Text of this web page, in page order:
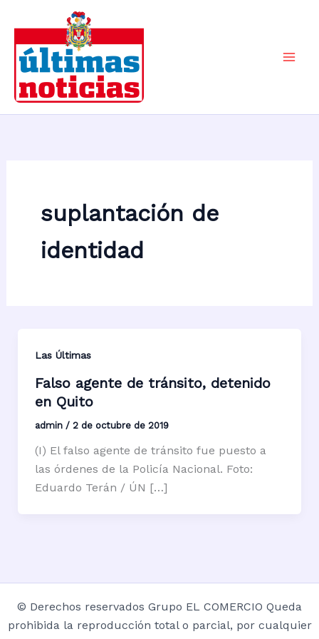
contenido
suplantación de
identidad
Las Últimas
Falso agente de tránsito, detenido
en Quito
admin / 2 de octubre de 2019
(I) El falso agente de tránsito fue puesto a
las órdenes de la Policía Nacional. Foto:
Eduardo Terán / ÚN […]
© Derechos reservados Grupo EL COMERCIO Queda
prohibida la reproducción total o parcial, por cualquier